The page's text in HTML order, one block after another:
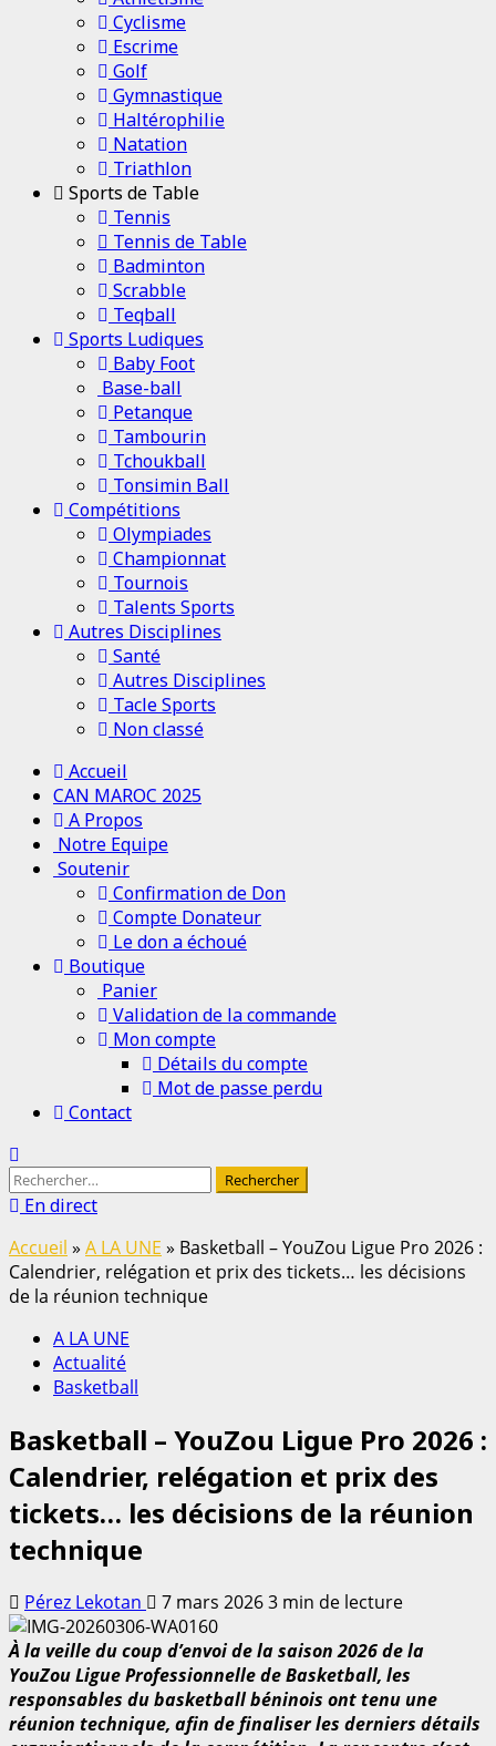
Cyclisme
Escrime
Golf
Gymnastique
Haltérophilie
Natation
Triathlon
Sports de Table
Tennis
Tennis de Table
Badminton
Scrabble
Teqball
Sports Ludiques
Baby Foot
Base-ball
Petanque
Tambourin
Tchoukball
Tonsimin Ball
Compétitions
Olympiades
Championnat
Tournois
Talents Sports
Autres Disciplines
Santé
Autres Disciplines
Tacle Sports
Non classé
Menu
principal
Accueil
CAN MAROC 2025
A Propos
Notre Equipe
Soutenir
Confirmation de Don
Compte Donateur
Le don a échoué
Boutique
Panier
Validation de la commande
Mon compte
Détails du compte
Mot de passe perdu
Contact
Rechercher :
En direct
Accueil » A LA UNE » Basketball – YouZou Ligue Pro 2026 :
Calendrier, relégation et prix des tickets… les décisions
de la réunion technique
A LA UNE
Actualité
Basketball
Basketball – YouZou Ligue Pro 2026 :
Calendrier, relégation et prix des
tickets… les décisions de la réunion
technique
Pérez Lekotan 7 mars 20263 min de lecture
À la veille du coup d’envoi de la saison 2026 de la
YouZou Ligue Professionnelle de Basketball, les
responsables du basketball béninois ont tenu une
réunion technique, afin de finaliser les derniers détails